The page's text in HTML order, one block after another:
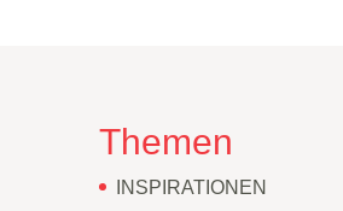
Themen
INSPIRATIONEN